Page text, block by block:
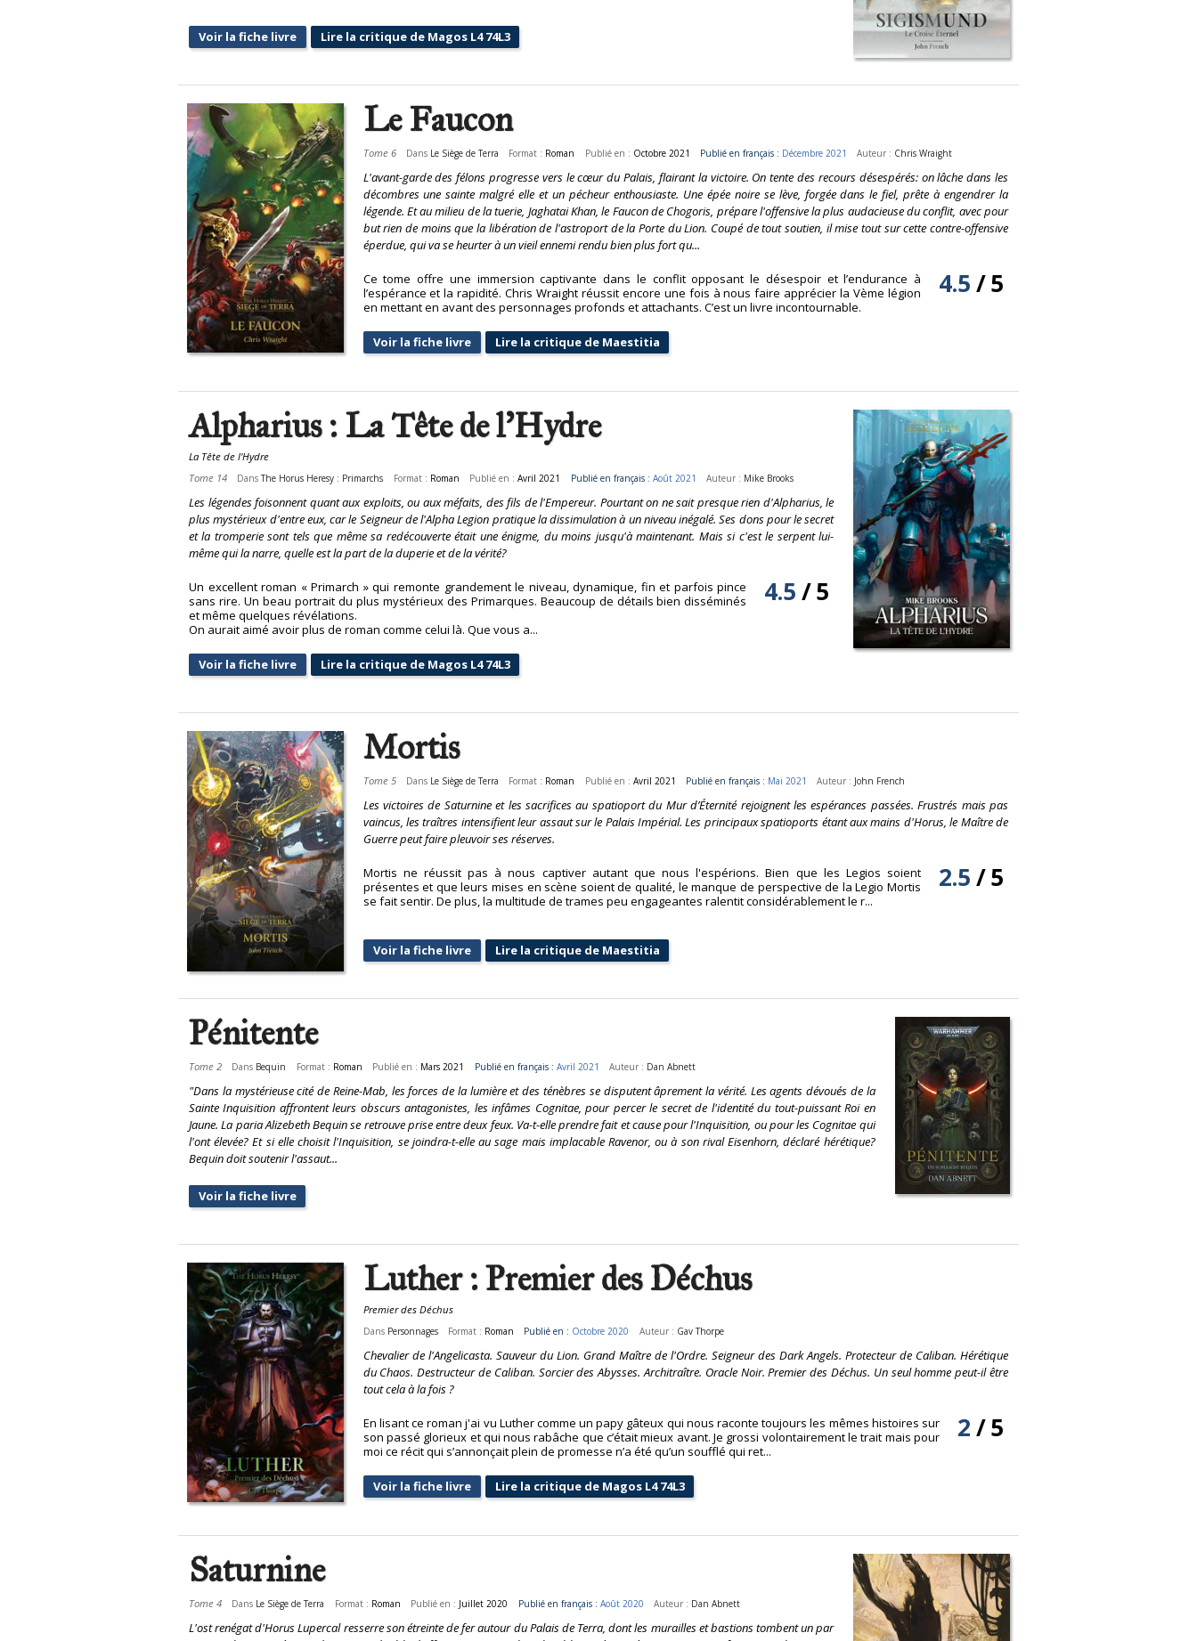
Voir la fiche livre Lire la critique de Magos L4 74L3
Le Faucon
Tome 6 Dans Le Siège de Terra Format : Roman Publié en : Octobre 2021 Publié en français : Décembre 2021 Auteur : Chris Wraight
L'avant-garde des félons progresse vers le cœur du Palais, flairant la victoire. On tente des recours désespérés: on lâche dans les
décombres une sainte malgré elle et un pécheur enthousiaste. Une épée noire se lève, forgée dans le fiel, prête à engendrer la
légende. Et au milieu de la tuerie, Jaghatai Khan, le Faucon de Chogoris, prépare l'offensive la plus audacieuse du conflit, avec pour
but rien de moins que la libération de l'astroport de la Porte du Lion. Coupé de tout soutien, il mise tout sur cette contre-offensive
éperdue, qui va se heurter à un vieil ennemi rendu bien plus fort qu...
4.5/5
Ce tome offre une immersion captivante dans le conflit opposant le désespoir et l’endurance à
l’espérance et la rapidité. Chris Wraight réussit encore une fois à nous faire apprécier la Vème légion
en mettant en avant des personnages profonds et attachants. C’est un livre incontournable.
Voir la fiche livre Lire la critique de Maestitia
Alpharius : La Tête de l'Hydre
La Tête de l'Hydre
Tome 14
DansThe Horus Heresy : Primarchs Format : Roman Publié en :Avril 2021 Publié en français : Août 2021 Auteur : Mike Brooks
Les légendes foisonnent quant aux exploits, ou aux méfaits, des fils de l'Empereur. Pourtant on ne sait presque rien d'Alpharius, le
plus mystérieux d'entre eux, car le Seigneur de l'Alpha Legion pratique la dissimulation à un niveau inégalé. Ses dons pour le secret
et la tromperie sont tels que même sa redécouverte était une énigme, du moins jusqu'à maintenant. Mais si c'est le serpent lui-
même qui la narre, quelle est la part de la duperie et de la vérité?
4.5 /5
Un excellent roman « Primarch » qui remonte grandement le niveau, dynamique, fin et parfois pince
sans rire. Un beau portrait du plus mystérieux des Primarques. Beaucoup de détails bien disséminés
et même quelques révélations.
On aurait aimé avoir plus de roman comme celui là. Que vous a...
Voir la fiche livre Lire la critique de Magos L4 74L3
Mortis
Tome 5 Dans Le Siège de Terra Format : Roman Publié en : Avril 2021 Publié en français : Mai 2021 Auteur : John French
Les victoires de Saturnine et les sacrifices au spatioport du Mur d’Éternité rejoignent les espérances passées. Frustrés mais pas
vaincus, les traîtres intensifient leur assaut sur le Palais Impérial. Les principaux spatioports étant aux mains d'Horus, le Maître de
Guerre peut faire pleuvoir ses réserves.
2.5/5
Mortis ne réussit pas à nous captiver autant que nous l'espérions. Bien que les Legios soient
présentes et que leurs mises en scène soient de qualité, le manque de perspective de la Legio Mortis
se fait sentir. De plus, la multitude de trames peu engageantes ralentit considérablement le r...
Voir la fiche livre Lire la critique de Maestitia
Pénitente
Tome 2 Dans Bequin Format : Roman Publié en : Mars 2021 Publié en français : Avril 2021 Auteur : Dan Abnett
"Dans la mystérieuse cité de Reine-Mab, les forces de la lumière et des ténèbres se disputent âprement la vérité. Les agents dévoués de la
Sainte Inquisition affrontent leurs obscurs antagonistes, les infâmes Cognitae, pour percer le secret de l'identité du tout-puissant Roi en
Jaune. La paria Alizebeth Bequin se retrouve prise entre deux feux. Va-t-elle prendre fait et cause pour l'Inquisition, ou pour les Cognitae qui
l'ont élevée? Et si elle choisit l'Inquisition, se joindra-t-elle au sage mais implacable Ravenor, ou à son rival Eisenhorn, déclaré hérétique?
Bequin doit soutenir l'assaut...
Voir la fiche livre
Luther : Premier des Déchus
Premier des Déchus
Dans Personnages Format : Roman Publié en : Octobre 2020 Auteur : Gav Thorpe
Chevalier de l'Angelicasta. Sauveur du Lion. Grand Maître de l'Ordre. Seigneur des Dark Angels. Protecteur de Caliban. Hérétique
du Chaos. Destructeur de Caliban. Sorcier des Abysses. Architraître. Oracle Noir. Premier des Déchus. Un seul homme peut-il être
tout cela à la fois ?
2/5
En lisant ce roman j'ai vu Luther comme un papy gâteux qui nous raconte toujours les mêmes histoires sur
son passé glorieux et qui nous rabâche que c’était mieux avant. Je grossi volontairement le trait mais pour
moi ce récit qui s’annonçait plein de promesse n’a été qu’un soufflé qui ret...
Voir la fiche livre Lire la critique de Magos L4 74L3
Saturnine
Tome 4 Dans Le Siège de Terra Format : Roman Publié en : Juillet 2020 Publié en français : Août 2020 Auteur : Dan Abnett
L'ost renégat d'Horus Lupercal resserre son étreinte de fer autour du Palais de Terra, dont les murailles et bastions tombent un par